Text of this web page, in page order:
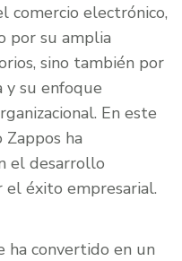
comercio electrónico,
por su amplia
sino también por
y su enfoque
En este
ha
el desarrollo
el éxito empresarial.
ha convertido en un